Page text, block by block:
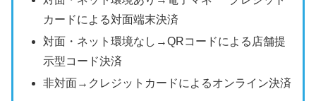
カードによる対面端末決済
対面・ネット環境なし→QRコードによる店舗提
示型コード決済
非対面→クレジットカードによるオンライン決済